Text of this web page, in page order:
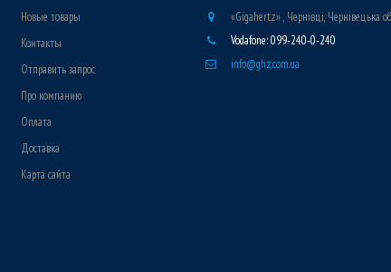
Новые товары
Контакты
Отправить запрос
Про компанию
Оплата
Доставка
Карта сайта
«Gigahertz» , Чернівці, Чернівецька
Vodafone: 099-240-0-240
info@ghz.com.ua